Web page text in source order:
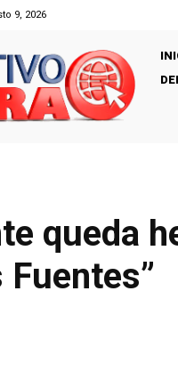
9, 2026
queda